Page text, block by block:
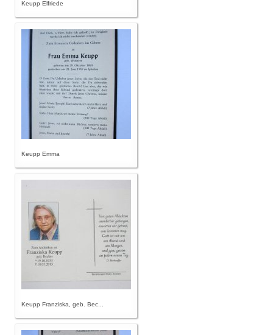
Keupp Elfriede
Keupp Emma
Keupp Franziska, geb. Bec...